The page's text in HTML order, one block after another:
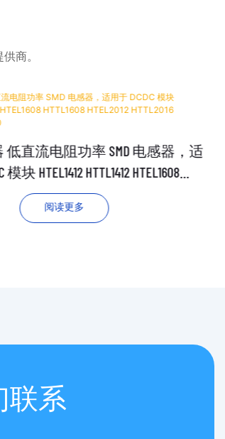
商。
低直流电阻功率 SMD 电感器，适
模块 HTEL1412 HTTL1412 HTEL1608
HTTL2016 HTEL2520 HTTL2520
阅读更多
联系